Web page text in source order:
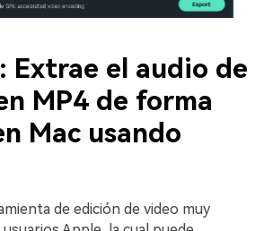
Extrae el audio de
MP4 de forma
Mac usando
de edición de video muy